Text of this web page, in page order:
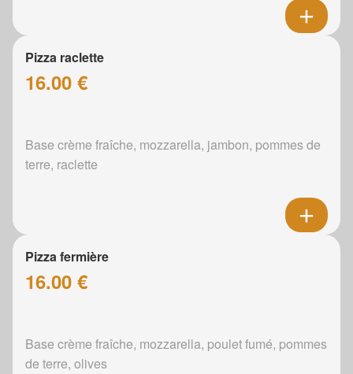
Pizza raclette
16.00 €
Base crème fraîche, mozzarella, jambon, pommes de
terre, raclette
Pizza fermière
16.00 €
Base crème fraîche, mozzarella, poulet fumé, pommes
de terre, olives